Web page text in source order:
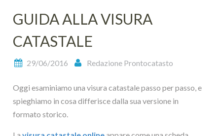
GUIDA ALLA VISURA
CATASTALE
29/06/2016 Redazione Prontocatasto
Oggi esaminiamo una visura catastale passo per passo, e
spieghiamo in cosa differisce dalla sua versione in
formato storico.